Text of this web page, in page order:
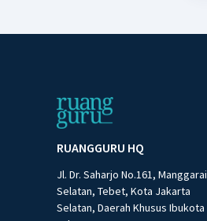
RUANGGURU HQ
Jl. Dr. Saharjo No.161, Manggarai
Selatan, Tebet, Kota Jakarta
Selatan, Daerah Khusus Ibukota